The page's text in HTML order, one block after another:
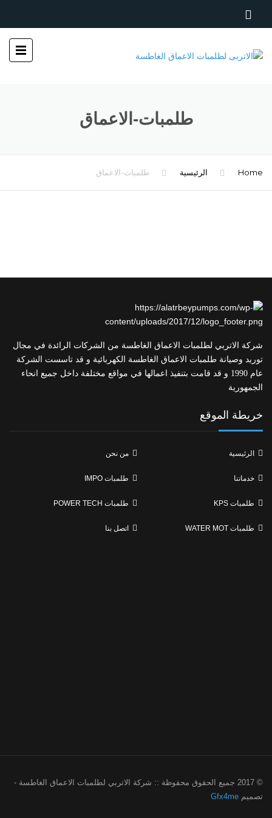
طلمبات-الاعماق
Home الرئيسية طلمبات-الاعماق
شركة الاتربي لطلمبات الاعماق الغاطسة من الشركات الرائدة في مجال
توريد وصيانة طلمبات الاعماق الغاطسة الكهربائية و قد تاسست الشركة
عام 1990 و قد قامت بتنفيذ اعمالها في مواقع مختلفة داخل جميع انحاء
الجمهورية
خريطة الموقع
الرئيسية من نحن
خدماتنا طلمبات IMPO
طلمبات KPS طلمبات POWER TECH
طلمبات WATER MOT اتصل بنا
© 2017 جميع الحقوق محفوظة :: شركة الاتربي لطلمبات الاعماق الغاطسة -
تصميم Gfx4me